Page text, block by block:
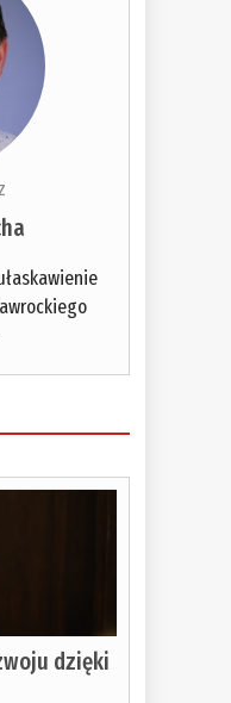
dzięki